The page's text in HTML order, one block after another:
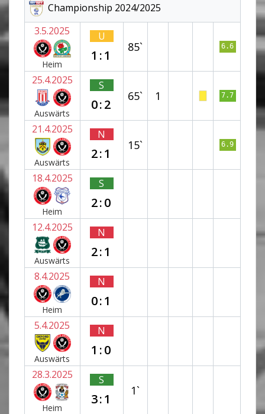
Championship 2024/2025
3.5.2025
Heim
U
1:1
85` 6.6
25.4.2025
Auswärts
S
0:2
65` 1 7.7
21.4.2025
Auswärts
N
2:1
15` 6.9
18.4.2025
Heim
S
2:0
12.4.2025
Auswärts
N
2:1
8.4.2025
Heim
N
0:1
5.4.2025
Auswärts
N
1:0
28.3.2025
Heim
S
3:1
1`